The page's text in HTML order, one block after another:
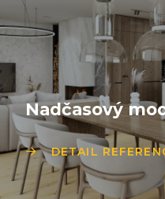
Nadčasový
DETAIL